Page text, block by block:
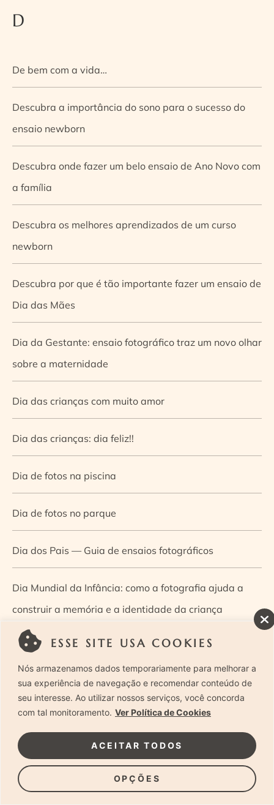
ESSE SITE USA COOKIES
Nós armazenamos dados temporariamente para melhorar a
sua experiência de navegação e recomendar conteúdo de
seu interesse. Ao utilizar nossos serviços, você concorda
com tal monitoramento. Ver Política de Cookies
OPÇÕES
ACEITAR TODOS
D
De bem com a vida…
Descubra a importância do sono para o sucesso do
ensaio newborn
Descubra onde fazer um belo ensaio de Ano Novo com
a família
Descubra os melhores aprendizados de um curso
newborn
Descubra por que é tão importante fazer um ensaio de
Dia das Mães
Dia da Gestante: ensaio fotográfico traz um novo olhar
sobre a maternidade
Dia das crianças com muito amor
Dia das crianças: dia feliz!!
Dia de fotos na piscina
Dia de fotos no parque
Dia dos Pais — Guia de ensaios fotográficos
Dia Mundial da Infância: como a fotografia ajuda a
construir a memória e a identidade da criança
Diário de uma grávida e sua pequena
Dica de especialista: como otimizar o fluxo de trabalho
no ensaio newborn?
Dica de especialista: qual o melhor guia de poses para
fotografia newborn?